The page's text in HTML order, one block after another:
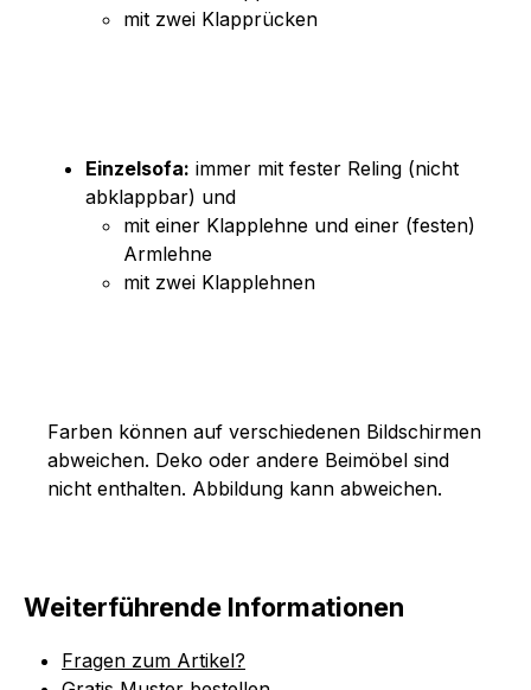
mit zwei Klapprücken
Einzelsofa: immer mit fester Reling (nicht
abklappbar) und
mit einer Klapplehne und einer (festen)
Armlehne
mit zwei Klapplehnen
Farben können auf verschiedenen Bildschirmen
abweichen. Deko oder andere Beimöbel sind
nicht enthalten. Abbildung kann abweichen.
Weiterführende Informationen
Fragen zum Artikel?